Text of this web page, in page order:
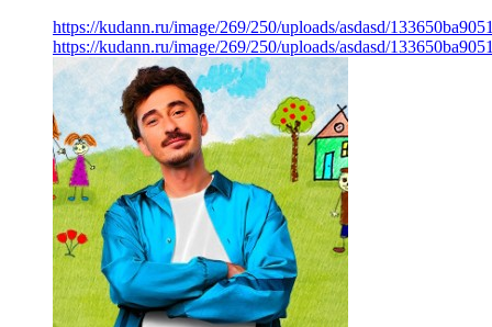
https://kudann.ru/image/269/250/uploads/asdasd/
https://kudann.ru/image/269/250/uploads/asdasd/